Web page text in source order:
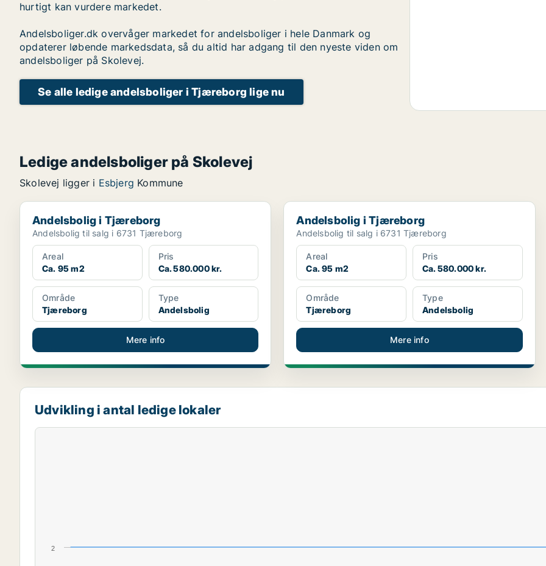
hurtigt kan vurdere markedet.
Andelsboliger.dk overvåger markedet for andelsboliger i hele Danmark og
opdaterer løbende markedsdata, så du altid har adgang til den nyeste viden om
andelsboliger på Skolevej.
Se alle ledige andelsboliger i Tjæreborg lige nu
Ledige andelsboliger på Skolevej
Skolevej ligger i Esbjerg Kommune
Andelsbolig i Tjæreborg
Andelsbolig i Tjæreborg
Andelsbolig til salg i 6731 Tjæreborg
Areal
Ca. 95 m2
Pris
Ca. 580.000 kr.
Område
Tjæreborg
Type
Andelsbolig
Mere info
Andelsbolig i Tjæreborg
Andelsbolig i Tjæreborg
Andelsbolig til salg i 6731 Tjæreborg
Areal
Ca. 95 m2
Pris
Ca. 580.000 kr.
Område
Tjæreborg
Type
Andelsbolig
Mere info
Udvikling i antal ledige lokaler
2